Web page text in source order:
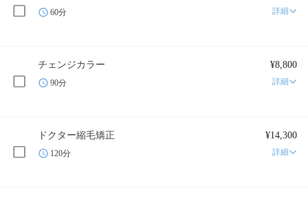
60分 詳細
チェンジカラー ¥8,800
90分 詳細
ドクター縮毛矯正 ¥14,300
120分 詳細